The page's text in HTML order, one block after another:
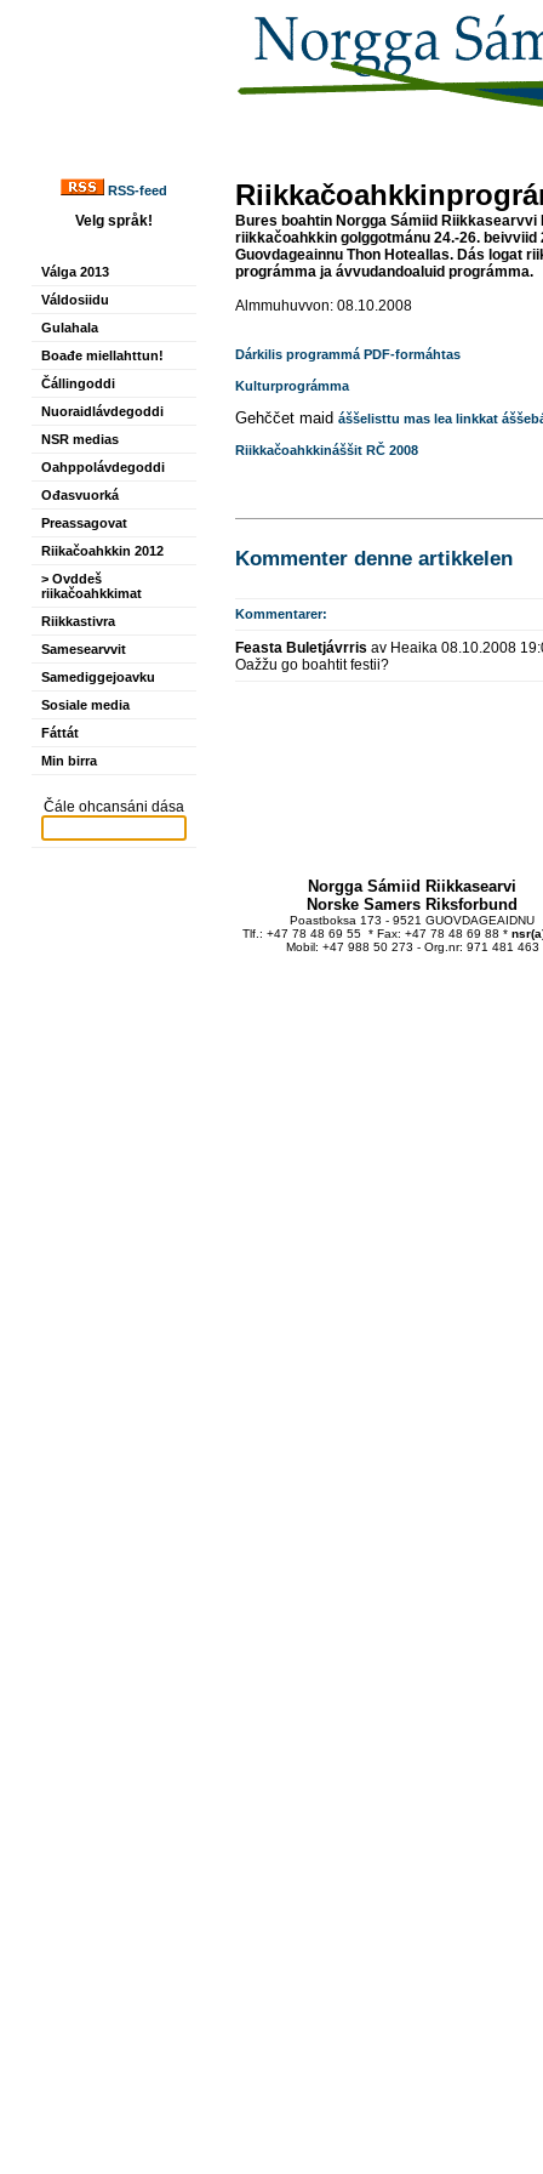
RSS-feed
Velg språk!
Válga 2013
Váldosiidu
Gulahala
Boađe miellahttun!
Čállingoddi
Nuoraidlávdegoddi
NSR medias
Oahppolávdegoddi
Ođasvuorká
Preassagovat
Riikačoahkkin 2012
> Ovddeš
riikačoahkkimat
Riikkastivra
Samesearvvit
Samediggejoavku
Sosiale media
Fáttát
Min birra
Čále ohcansáni dása
Bures boahtin Norgga Sámiid Riikkasearvvi
riikkačoahkkin golggotmánu 24.-26. beivviid
Guovdageainnu Thon Hoteallas. Dás logat
prográmma ja ávvudandoaluid prográmma.
Almmuhuvvon: 08.10.2008
Dárkilis programmá PDF-formáhtas
Kulturprográmma
Gehččet maid áššelisttu mas lea linkkat
Riikkačoahkkináššit RČ 2008
Kommenter denne artikkelen
Kommentarer:
Feasta Buletjávrris av Heaika 08.10.2008
Oažžu go boahtit festii?
Norgga Sámiid Riikkasearvi
Norske Samers Riksforbund
Poastboksa 173 - 9521 GUOVDAGEAIDNU
Tlf.: +47 78 48 69 55 * Fax: +47 78 48 69 88 *
Mobil: +47 988 50 273 - Org.nr: 971 481 463